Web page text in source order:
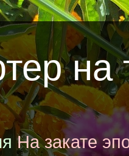
на
На закате